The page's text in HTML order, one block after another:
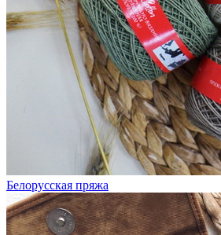
Белорусская пряжа